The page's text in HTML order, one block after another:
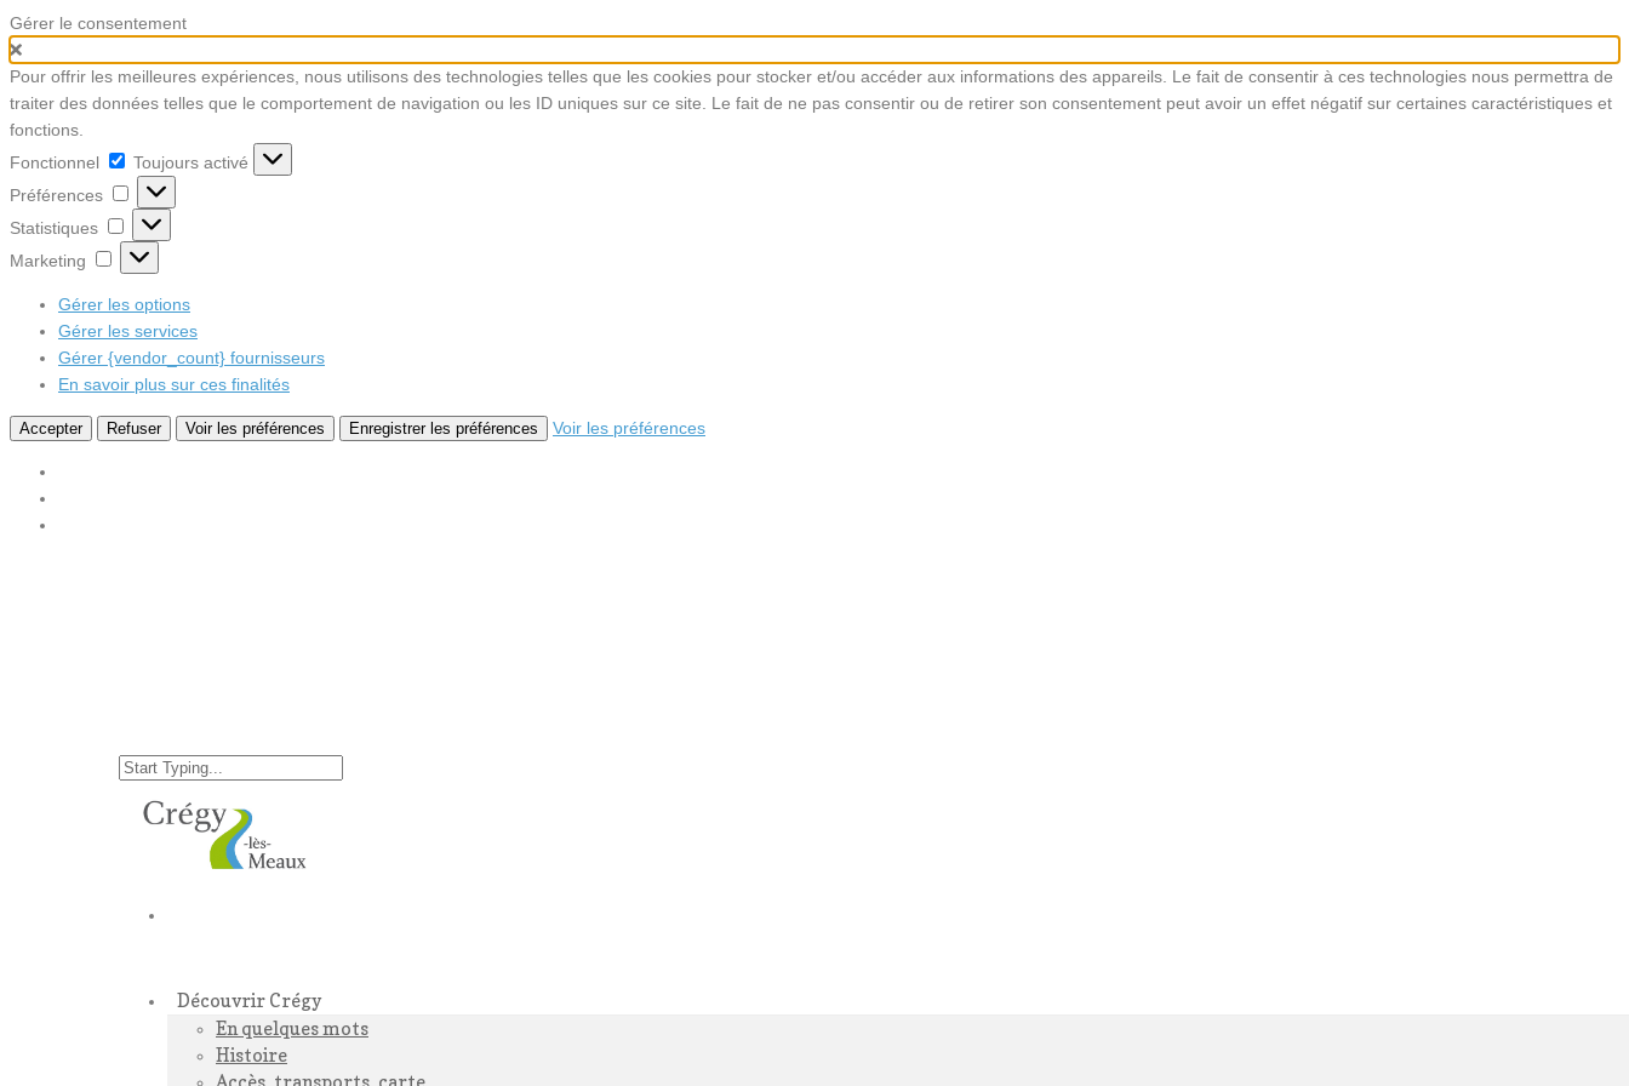
Gérer le consentement
Pour offrir les meilleures expériences, nous utilisons des technologies telles que les cookies pour stocker et/ou accéder aux informations des appareils. Le fait de consentir à ces technologies nous permettra de
traiter des données telles que le comportement de navigation ou les ID uniques sur ce site. Le fait de ne pas consentir ou de retirer son consentement peut avoir un effet négatif sur certaines caractéristiques et
fonctions.
Fonctionnel
Fonctionnel
Toujours activé
Préférences
Préférences
Statistiques Statistiques
Marketing Marketing
Gérer les options
Gérer les services
Gérer {vendor_count} fournisseurs
En savoir plus sur ces finalités
Accepter Refuser Voir les préférences Enregistrer les préférences Voir les préférences
Découvrir Crégy
En quelques mots
Histoire